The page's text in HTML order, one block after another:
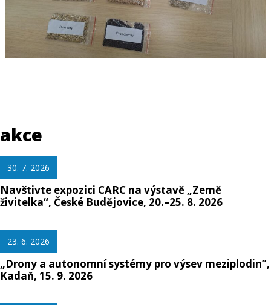
akce
30. 7. 2026
Navštivte expozici CARC na výstavě „Země
živitelka“, České Budějovice, 20.–25. 8. 2026
23. 6. 2026
„Drony a autonomní systémy pro výsev meziplodin”,
Kadaň, 15. 9. 2026